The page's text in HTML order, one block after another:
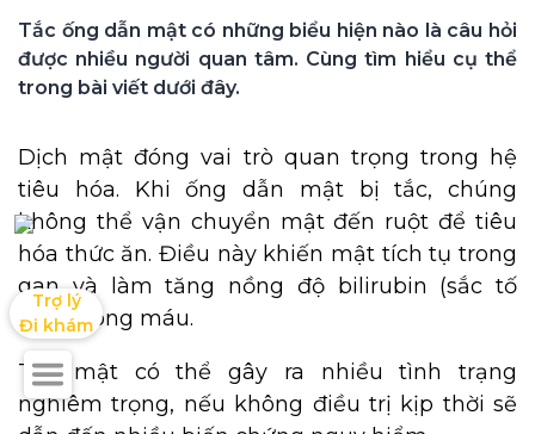
Tắc ống dẫn mật có những biểu hiện nào là câu hỏi
được nhiều người quan tâm. Cùng tìm hiểu cụ thể
trong bài viết dưới đây.
Dịch mật đóng vai trò quan trọng trong hệ
tiêu hóa. Khi ống dẫn mật bị tắc, chúng
không thể vận chuyển mật đến ruột để tiêu
hóa thức ăn. Điều này khiến mật tích tụ trong
gan và làm tăng nồng độ bilirubin (sắc tố
mật) trong máu.
Tắc mật có thể gây ra nhiều tình trạng
nghiêm trọng, nếu không điều trị kịp thời sẽ
Trợ lý
Đi khám